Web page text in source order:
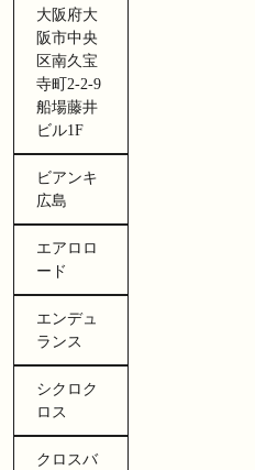
大阪府大
阪市中央
区南久宝
寺町2-2-9
船場藤井
ビル1F
ビアンキ
広島
エアロロ
ード
エンデュ
ランス
シクロク
ロス
クロスバ